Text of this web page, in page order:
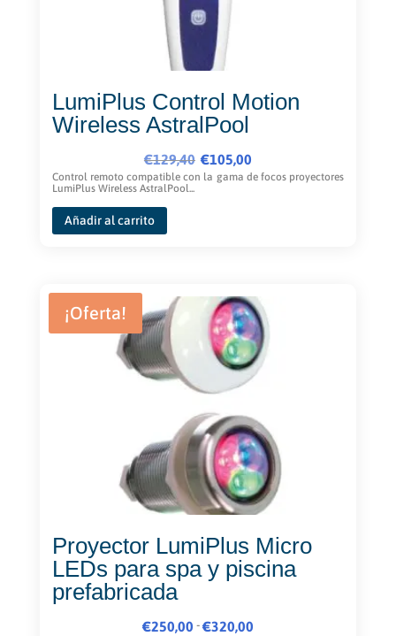
LumiPlus Control Motion
Wireless AstralPool
€129,40 El
precio
€105,00
El
precio
Control remoto compatible con la gama de focos proyectores
LumiPlus Wireless AstralPool...
Añadir al carrito
¡Oferta!
Proyector LumiPlus Micro
LEDs para spa y piscina
prefabricada
€250,00 -€320,00
Rango